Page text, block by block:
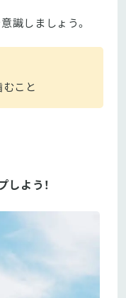
識しましょう。
こと
よう！